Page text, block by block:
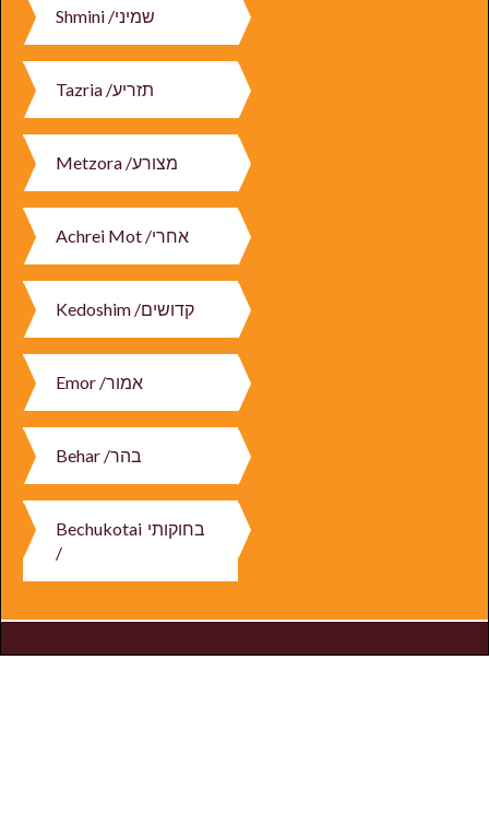
Shmini /שמיני
Tazria /תזריע
Metzora /מצורע
Achrei Mot /אחרי
Kedoshim /קדושים
Emor /אמור
Behar /בהר
Bechukotai
/
בחוקותי